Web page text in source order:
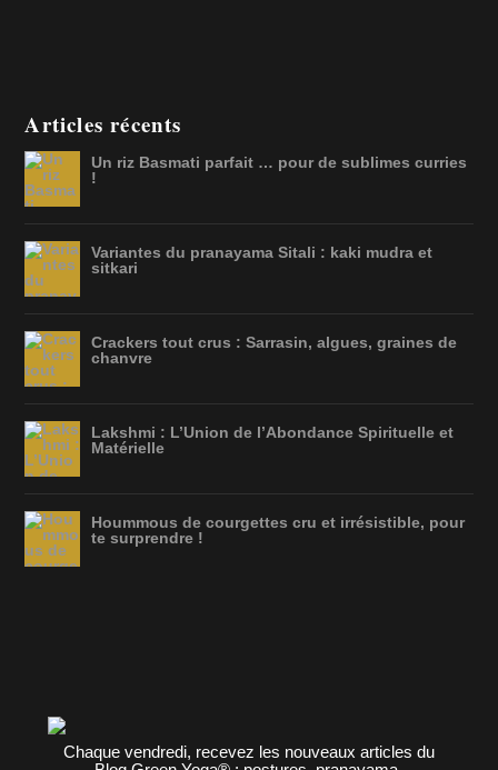
Articles récents
Un riz Basmati parfait … pour de sublimes curries
!
Variantes du pranayama Sitali : kaki mudra et
sitkari
Crackers tout crus : Sarrasin, algues, graines de
chanvre
Lakshmi : L’Union de l’Abondance Spirituelle et
Matérielle
Hoummous de courgettes cru et irrésistible, pour
te surprendre !
Chaque vendredi, recevez les nouveaux articles du